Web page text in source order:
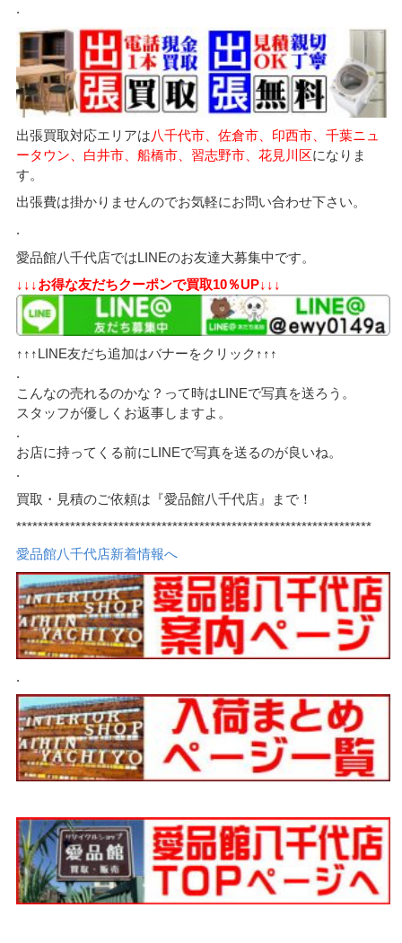
.
出張買取対応エリアは八千代市、佐倉市、印西市、千葉ニュ
ータウン、白井市、船橋市、習志野市、花見川区になりま
す。
出張費は掛かりませんのでお気軽にお問い合わせ下さい。
.
愛品館八千代店ではLINEのお友達大募集中です。
↓↓↓お得な友だちクーポンで買取10％UP↓↓↓
↑↑↑LINE友だち追加はバナーをクリック↑↑↑
.
こんなの売れるのかな？って時はLINEで写真を送ろう。
スタッフが優しくお返事しますよ。
.
お店に持ってくる前にLINEで写真を送るのが良いね。
.
買取・見積のご依頼は『愛品館八千代店』まで！
******************************************************************
愛品館八千代店新着情報へ
.